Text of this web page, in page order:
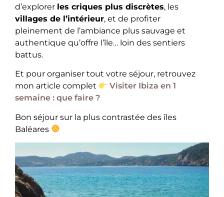
d’explorer les criques plus discrètes, les
villages de l’intérieur, et de profiter
pleinement de l’ambiance plus sauvage et
authentique qu’offre l’île… loin des sentiers
battus.
Et pour organiser tout votre séjour, retrouvez
mon article complet
Visiter Ibiza en 1
semaine : que faire ?
Bon séjour sur la plus contrastée des îles
Baléares